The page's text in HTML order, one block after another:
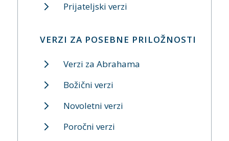
Prijateljski verzi
VERZI ZA POSEBNE PRILOŽNOSTI
Verzi za Abrahama
Božični verzi
Novoletni verzi
Poročni verzi